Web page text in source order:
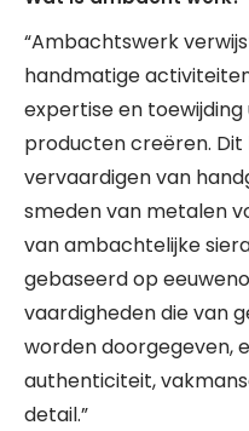
“Ambachtswerk
handmatige
expertise en
producten creëren.
vervaardigen van
smeden van metalen
van ambachtelijke
gebaseerd op
vaardigheden die van
worden doorgegeven,
authenticiteit,
detail.”